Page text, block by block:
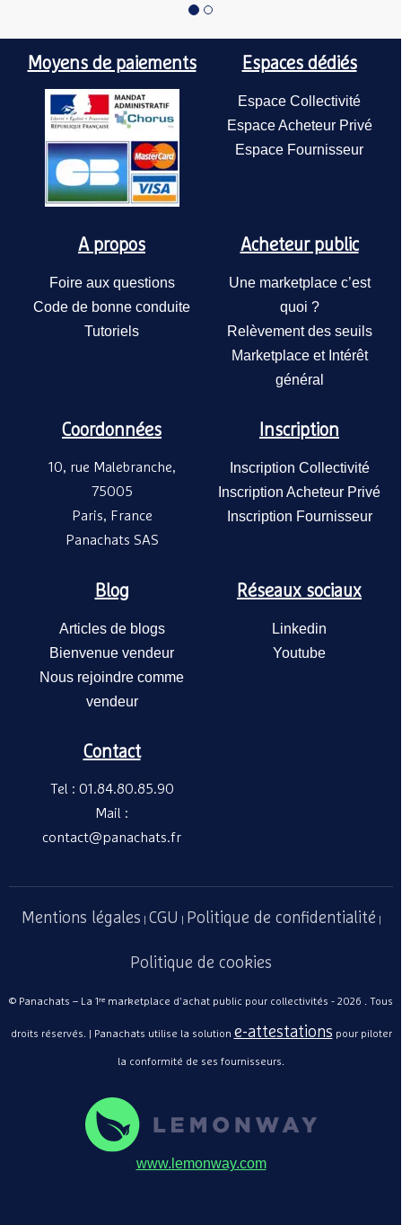
Moyens de paiements Espaces dédiés
Espace Collectivité
Espace Acheteur Privé
Espace Fournisseur
A propos
Foire aux questions
Code de bonne conduite
Tutoriels
Acheteur public
Une marketplace c’est
quoi ?
Relèvement des seuils
Marketplace et Intérêt
général
Coordonnées
10, rue Malebranche,
75005
Paris, France
Panachats SAS
Inscription
Inscription Collectivité
Inscription Acheteur Privé
Inscription Fournisseur
Blog
Articles de blogs
Bienvenue vendeur
Nous rejoindre comme
vendeur
Réseaux sociaux
Linkedin
Youtube
Contact
Tel : 01.84.80.85.90
Mail :
contact@panachats.fr
Mentions légales CGU Politique de confidentialité
Politique de cookies
© Panachats – La 1ʳᵉ marketplace d'achat public pour collectivités - 2026 . Tous
droits réservés. | Panachats utilise la solution e-attestations pour piloter
la conformité de ses fournisseurs.
www.lemonway.com